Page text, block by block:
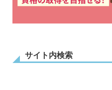
サイト内検索